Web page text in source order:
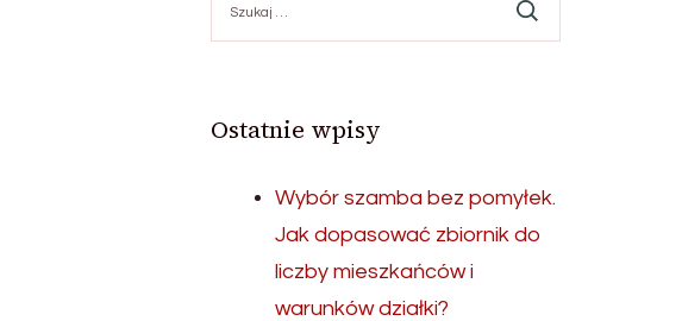
Ostatnie wpisy
Wybór szamba bez pomyłek.
Jak dopasować zbiornik do
liczby mieszkańców i
warunków działki?